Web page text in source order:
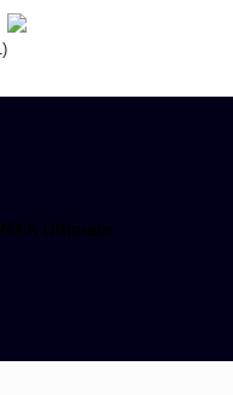
NXA Ultimate محصول شرکت Acoem